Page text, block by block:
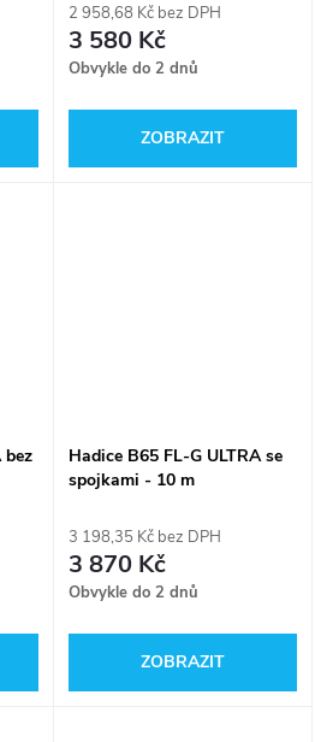
2 958,68 Kč bez DPH
3 580 Kč
Obvykle do 2 dnů
ZOBRAZIT
bez
Hadice B65 FL-G ULTRA se
spojkami - 10 m
3 198,35 Kč bez DPH
3 870 Kč
Obvykle do 2 dnů
ZOBRAZIT